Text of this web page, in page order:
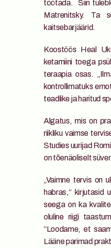
töötada.  Siin
Matrenitsky. Ta
kaitsebarjäärid.
Koostöös Heal
ketamiini toega
teraapia osas.
kontrollimatuks
teadlike ja haritud
Algatus, mis on
riikliku vaimse
Studies uurijad
on tõenäoliselt
„Vaimne tervis on
habras,“ kirjutasid
seega on ka
oluline riigi
“Loodame, et
Lääne parimad